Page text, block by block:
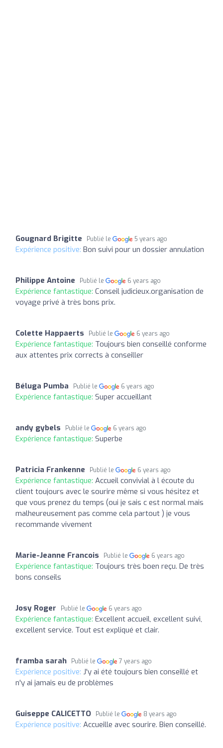
Gougnard Brigitte Publié le 5 years ago
Expérience positive: Bon suivi pour un dossier annulation
Philippe Antoine Publié le 6 years ago
Expérience fantastique: Conseil judicieux.organisation de
voyage privé à très bons prix.
Colette Happaerts Publié le 6 years ago
Expérience fantastique: Toujours bien conseillé conforme
aux attentes prix corrects à conseiller
Béluga Pumba Publié le 6 years ago
Expérience fantastique: Super accueillant
andy gybels Publié le 6 years ago
Expérience fantastique: Superbe
Patricia Frankenne Publié le 6 years ago
Expérience fantastique: Accueil convivial à l écoute du
client toujours avec le sourire même si vous hésitez et
que vous prenez du temps (oui je sais c est normal mais
malheureusement pas comme cela partout ) je vous
recommande vivement
Marie-Jeanne Francois Publié le 6 years ago
Expérience fantastique: Toujours très boen reçu. De très
bons conseils
Josy Roger Publié le 6 years ago
Expérience fantastique: Excellent accueil, excellent suivi,
excellent service. Tout est expliqué et clair.
framba sarah Publié le 7 years ago
Expérience positive: J'y ai été toujours bien conseillé et
n'y ai jamais eu de problèmes
Guiseppe CALICETTO Publié le 8 years ago
Expérience positive: Accueille avec sourire. Bien conseillé.